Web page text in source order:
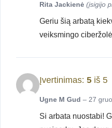
Rita Jackienė (įsigijo
Geriu šią arbatą
veiksmingo
Įvertinimas: 5 iš 5
Ugne M Gud – 27
Si arbata nuostabi!